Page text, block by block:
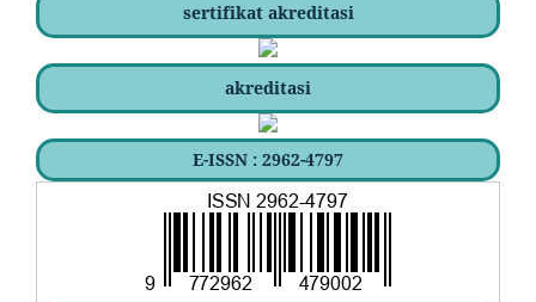
sertifikat akreditasi
akreditasi
E-ISSN : 2962-4797